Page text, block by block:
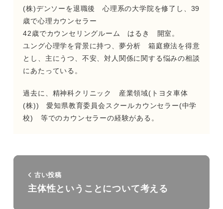
(株)デンソーを退職後 心理系の大学院を修了し、39
歳で心理カウンセラー
42歳でカウンセリングルーム はるき 開室。
ユング心理学を背景に持つ、夢分析 箱庭療法を得意
とし、主にうつ、不安、対人関係に関する悩みの相談
にあたっている。
過去に、精神科クリニック 産業領域(トヨタ車体
(株)) 愛知県教育委員会スクールカウンセラー(中学
校) 等でのカウンセラーの経験がある。
古い投稿
主体性ということについて考える